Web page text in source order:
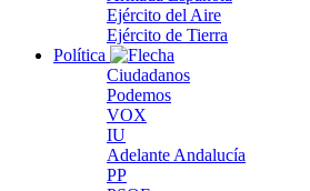
Ejército del Aire
Ejército de Tierra
Política
Ciudadanos
Podemos
VOX
IU
Adelante Andalucía
PP